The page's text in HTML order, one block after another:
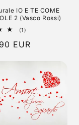
IO E TE COME
2 (Vasco Rossi)
(1)
totali
EUR